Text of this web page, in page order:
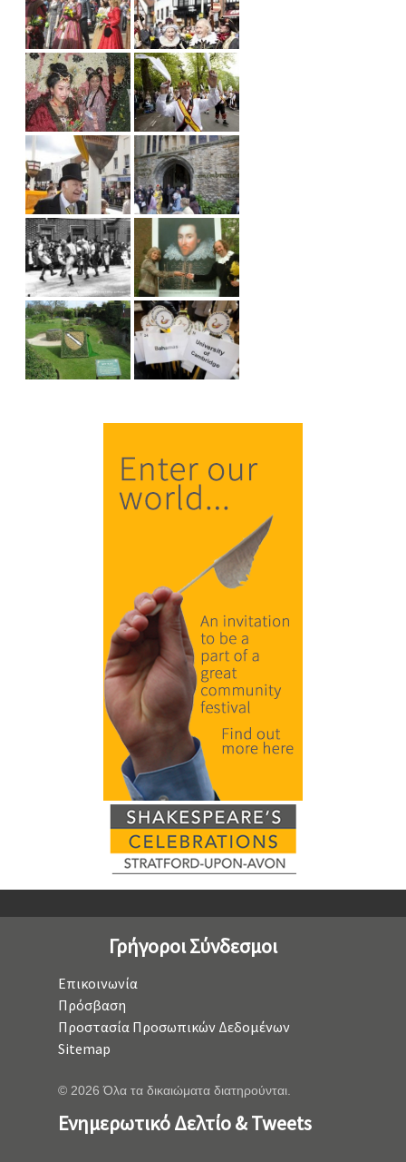
Γρήγοροι Σύνδεσμοι
Επικοινωνία
Πρόσβαση
Προστασία Προσωπικών Δεδομένων
Sitemap
© 2026 Όλα τα δικαιώματα διατηρούνται.
Ενημερωτικό Δελτίο & Tweets